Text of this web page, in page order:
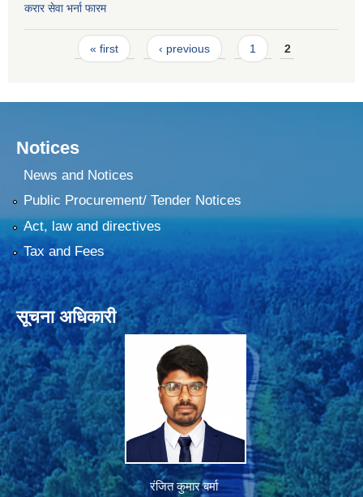
करार सेवा भर्ना फारम
Pages« first ‹ previous 1 2
Notices
News and Notices
Public Procurement/ Tender Notices
Act, law and directives
Tax and Fees
सूचना अधिकारी
रंजित कुमार बर्मा